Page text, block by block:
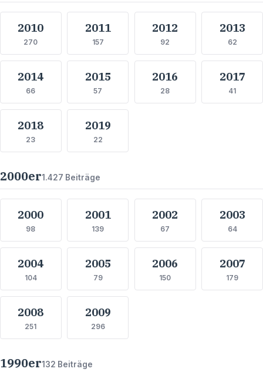
2010
270
2011
157
2012
92
2013
62
2014
66
2015
57
2016
28
2017
41
2018
23
2019
22
2000er1.427 Beiträge
2000
98
2001
139
2002
67
2003
64
2004
104
2005
79
2006
150
2007
179
2008
251
2009
296
1990er132 Beiträge